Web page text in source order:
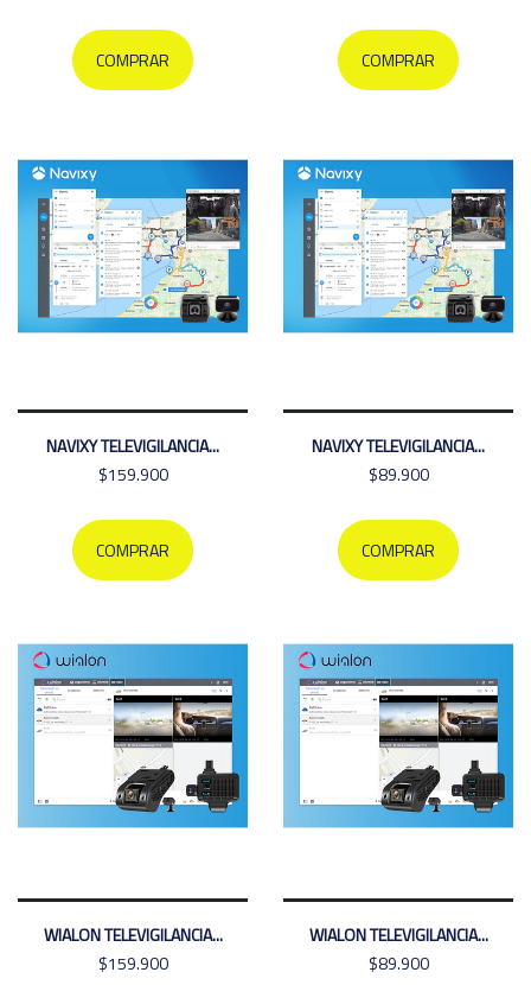
COMPRAR COMPRAR
NAVIXY TELEVIGILANCIA...
$159.900
COMPRAR
NAVIXY TELEVIGILANCIA...
$89.900
COMPRAR
WIALON TELEVIGILANCIA...
$159.900
WIALON TELEVIGILANCIA...
$89.900